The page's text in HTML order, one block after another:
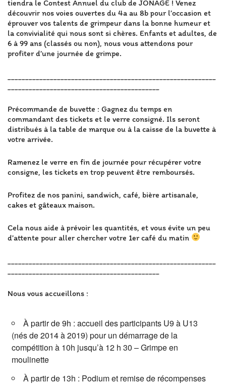
tiendra le Contest Annuel du club de JONAGE ! Venez
découvrir nos voies ouvertes du 4a au 8b pour l’occasion et
éprouver vos talents de grimpeur dans la bonne humeur et
la convivialité qui nous sont si chères. Enfants et adultes, de
6 à 99 ans (classés ou non), nous vous attendons pour
profiter d’une journée de grimpe.
Précommande de buvette : Gagnez du temps en
commandant des tickets et le verre consigné. Ils seront
distribués à la table de marque ou à la caisse de la buvette à
votre arrivée.
Ramenez le verre en fin de journée pour récupérer votre
consigne, les tickets en trop peuvent être remboursés.
Profitez de nos panini, sandwich, café, bière artisanale,
cakes et gâteaux maison.
Cela nous aide à prévoir les quantités, et vous évite un peu
d’attente pour aller chercher votre 1er café du matin
Nous vous accueillons :
À partir de 9h : accueil des participants U9 à U13
(nés de 2014 à 2019) pour un démarrage de la
compétition à 10h jusqu’à 12 h 30 – Grimpe en
moulinette
À partir de 13h : Podium et remise de récompenses